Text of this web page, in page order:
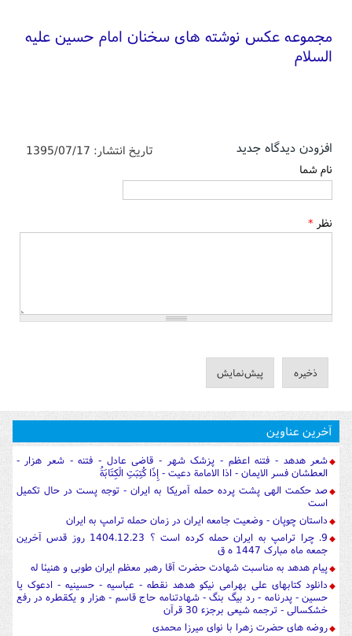
مجموعه عکس نوشته های سخنان امام حسین علیه
السلام
تاریخ انتشار: 1395/07/17 افزودن دیدگاه جدید
نام شما
نظر *
آخرین عناوین
شعر هدهد - فتنه اعظم - پزشک شهر - قاضی عادل - فتنه - شعر هزار -
العطشان فسر الایمان - اذا الامامة دعیت - إِذَا كُتِبَتِ الْكِتَابَةُ
صد حکمت الهی پشت پرده حمله آمریکا به ایران - توجه پست در حال تکمیل
است
داستان چوپان - وضعیت جامعه ایران در زمان حمله ترامپ به ایران
9. چرا ترامپ به ایران حمله کرده است ؟ 1404.12.23 روز قدس آخرین
جمعه ماه مبارک 1447 ه ق
پیام هدهد به مناسبت شهادت حضرت آقا رهبر معظم ایران طوبی و هنیئا له
دانلود کتابهای علی بهرامی نیکو هدهد نقطه - عباسیه - حسینیه - ادعوک یا
حسین - پدرنامه - رد بیگ بنگ - شهادتنامه حاج قاسم - هزار و یکقطره در رفع
خشکسالی - ترجمه شیعی برجزء 30 قرآن
روضه های حضرت زهرا با نوای میرزا محمدی